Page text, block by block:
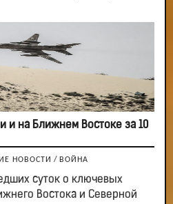
и на Ближнем Востоке за 10
НОВОСТИ / ВОЙНА
суток о ключевых
Востока и Северной